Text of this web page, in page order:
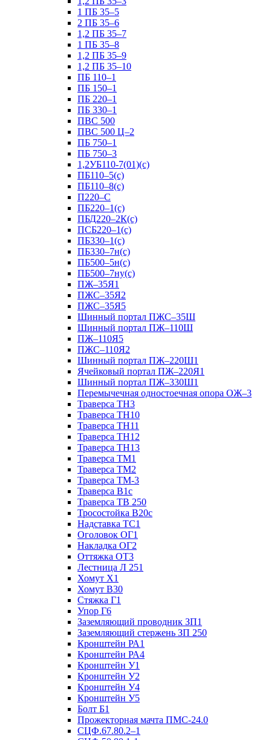
1 ПБ 35–5
2 ПБ 35–6
1,2 ПБ 35–7
1 ПБ 35–8
1,2 ПБ 35–9
1,2 ПБ 35–10
ПБ 110–1
ПБ 150–1
ПБ 220–1
ПБ 330–1
ПВС 500
ПВС 500 Ц–2
ПБ 750–1
ПБ 750–3
1,2УБ110-7(01)(с)
ПБ110–5(с)
ПБ110–8(с)
П220–С
ПБ220–1(с)
ПБД220–2К(с)
ПСБ220–1(с)
ПБ330–1(с)
ПБ330–7н(с)
ПБ500–5н(с)
ПБ500–7ну(с)
ПЖ–35Я1
ПЖС–35Я2
ПЖС–35Я5
Шинный портал ПЖС–35Ш
Шинный портал ПЖ–110Ш
ПЖ–110Я5
ПЖС–110Я2
Шинный портал ПЖ–220Ш1
Ячейковый портал ПЖ–220Я1
Шинный портал ПЖ–330Ш1
Перемычечная одностоечная опора ОЖ–3
Траверса ТН3
Траверса ТН10
Траверса ТН11
Траверса ТН12
Траверса ТН13
Траверса ТМ1
Траверса ТМ2
Траверса ТМ-3
Траверса В1с
Траверса ТВ 250
Тросостойка В20с
Надставка ТС1
Оголовок ОГ1
Накладка ОГ2
Оттяжка ОТ3
Лестница Л 251
Хомут Х1
Хомут В30
Стяжка Г1
Упор Г6
Заземляющий проводник ЗП1
Заземляющий стержень ЗП 250
Кронштейн РА1
Кронштейн РА4
Кронштейн У1
Кронштейн У2
Кронштейн У4
Кронштейн У5
Болт Б1
Прожекторная мачта ПМС-24.0
СЦФ.67.80.2–1